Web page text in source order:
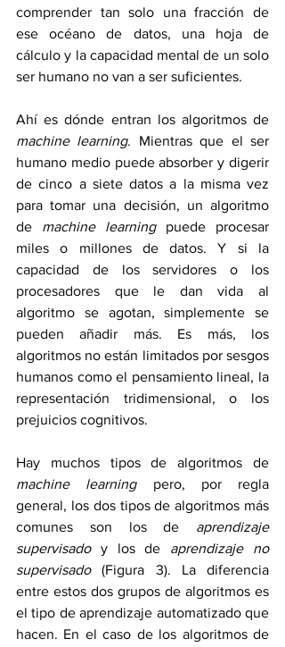
comprender tan solo una fracción de
ese océano de datos, una hoja de
cálculo y la capacidad mental de un solo
ser humano no van a ser suficientes.
machine learning. Mientras que el ser
humano medio puede absorber y digerir
de cinco a siete datos a la misma vez
para tomar una decisión, un algoritmo
de machine learning puede procesar
miles o millones de datos. Y si la
capacidad de los servidores o los
procesadores que le dan vida al
algoritmo se agotan, simplemente se
pueden añadir más. Es más, los
algoritmos no están limitados por sesgos
humanos como el pensamiento lineal, la
representación tridimensional, o los
prejuicios cognitivos.
machine learning pero, por regla
general, los dos tipos de algoritmos más
comunes son los de aprendizaje
supervisado y los de aprendizaje no
supervisado (Figura 3). La diferencia
entre estos dos grupos de algoritmos es
el tipo de aprendizaje automatizado que
hacen. En el caso de los algoritmos de